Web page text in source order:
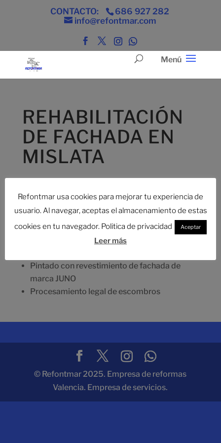
CONTACTO:
686 927 282
info@refontmar.com
REHABILITACIÓN
DE FACHADA EN
MISLATA
Rehabilitación de fachada en Mislata
Demolición de fachada antigua
Reparación de fachada y cornisa con Sika
profesional utilizando plataforma elevadora
Pintado con revestimiento de fachada de
marca JUNO
Procesamiento legal de escombros
© Refontmar 2025. Empresa de reformas
Valencia. Empresa de servicios.
Refontmar usa cookies para mejorar tu experiencia de
usuario. Al navegar, aceptas el almacenamiento de estas
cookies en tu navegador. Politica de privacidad
Aceptar
Leer más